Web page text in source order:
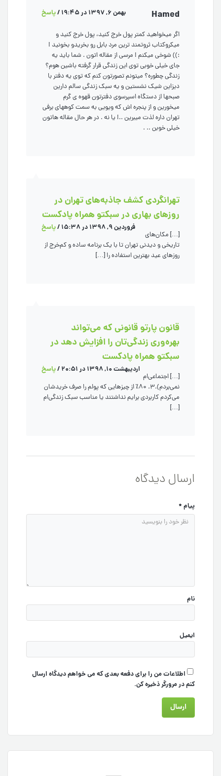
Hamed بهمن 6, 1397 در 19:45 /پاسخ
اگر میخواهید کمتر پول خرج کنید، پول خرج کنید و
میکروکتاب ثروتمند ترین مرد بابل رو بخریدو بخونید !
:)) شوخی میکنم ! مرسی از مقاله اتون . شما باید یه
جای خیلی خوبی توی این زندگی قرار گرفته باشین هوم؟
زندگی چطوره؟ میتونم تصورتون کنم که توی یه دفتر با
دیزاین شیک نشستین و یه سبک زندگی سالم دارین
صبحها از دستگاه اسپرسوی دفترتون قهوه ی گرم
میخورین و از پنجره اش که ویویی به سمت کوههای برفی
تهران داره لذت میبرین ..! یا نه . در هر حال مقاله هاتون
خیلی خوبن .. .
تهرانگردی کشف جاذبه‌های تهران در
روزهای بهاری در سبکتو همراه پادکست
فروردین 9, 1398 در 15:38 /پاسخ
[…] مکان‌های
تاریخی و دیدنی تهران تا با یک برنامه ساده و کم‌خرج از
روزهای عید بهترین استفاده را […]
قانون پارتو قانونی که می‌تواند
بهره‌وری زندگی‌تان را افزایش دهد در
سبکتو همراه پادکست
اردیبهشت 10, 1398 در 20:51 /پاسخ
[…] اجتماعی‌ام
نمی‌بردم).۳. ۸۰٪ از چیزهایی که پولم را صرف خریدشان
می‌کردم کاربردی برایم نداشتند یا مناسب سبک زندگی‌ام
[…]
ارسال دیدگاه
پیام*
نام
ایمیل
اطلاعات من را برای دفعه بعدی که می خواهم دیدگاه ارسال
کنم در مرورگر ذخیره کن.